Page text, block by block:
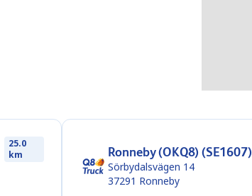
25.0
km
Ronneby (OKQ8) (SE1607)
Sörbydalsvägen 14
37291 Ronneby